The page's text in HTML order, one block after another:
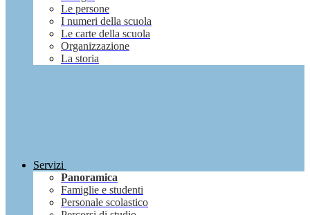
Le persone
I numeri della scuola
Le carte della scuola
Organizzazione
La storia
Servizi
Panoramica
Famiglie e studenti
Personale scolastico